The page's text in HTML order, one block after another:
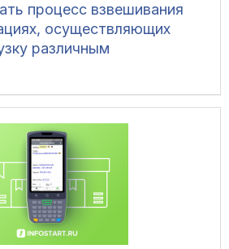
процесс взвешивания
осуществляющих
различным
ведения складского
фиксировать вес
с весов, а также
контролировать